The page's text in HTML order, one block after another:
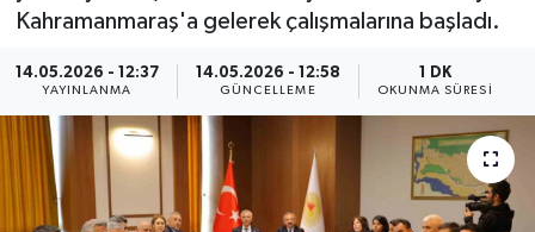
Kahramanmaraş'a gelerek çalışmalarına başladı.
14.05.2026 - 12:37
YAYINLANMA
14.05.2026 - 12:58
GÜNCELLEME
1 DK
OKUNMA SÜRESI
MEDYA
ÖZEL HABER
RÖPORTAJLAR
SAĞLIK
Haber Arşivi